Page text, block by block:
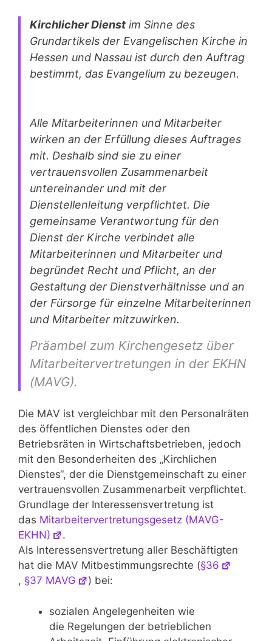
Kirchlicher Dienst im Sinne des
Grundartikels der Evangelischen Kirche in
Hessen und Nassau ist durch den Auftrag
bestimmt, das Evangelium zu bezeugen.
Alle Mitarbeiterinnen und Mitarbeiter
wirken an der Erfüllung dieses Auftrages
mit. Deshalb sind sie zu einer
vertrauensvollen Zusammenarbeit
untereinander und mit der
Dienstellenleitung verpflichtet. Die
gemeinsame Verantwortung für den
Dienst der Kirche verbindet alle
Mitarbeiterinnen und Mitarbeiter und
begründet Recht und Pflicht, an der
Gestaltung der Dienstverhältnisse und an
der Fürsorge für einzelne Mitarbeiterinnen
und Mitarbeiter mitzuwirken.
Präambel zum Kirchengesetz über
Mitarbeitervertretungen in der EKHN
(MAVG).
Die MAV ist vergleichbar mit den Personalräten
des öffentlichen Dienstes oder den
Betriebsräten in Wirtschaftsbetrieben, jedoch
mit den Besonderheiten des „Kirchlichen
Dienstes“, der die Dienstgemeinschaft zu einer
vertrauensvollen Zusammenarbeit verpflichtet.
Grundlage der Interessensvertretung ist
das Mitarbeitervertretungsgesetz (MAVG-
EKHN)
.
Als Interessensvertretung aller Beschäftigten
hat die MAV Mitbestimmungsrechte (§36
, §37 MAVG ) bei:
sozialen Angelegenheiten wie
die Regelungen der betrieblichen